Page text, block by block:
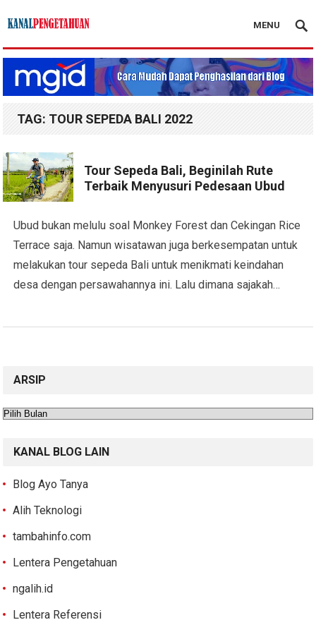
Kanal Pengetahuan
MENU
TAG: TOUR SEPEDA BALI 2022
Tour Sepeda Bali, Beginilah Rute
Terbaik Menyusuri Pedesaan Ubud
Ubud bukan melulu soal Monkey Forest dan Cekingan Rice
Terrace saja. Namun wisatawan juga berkesempatan untuk
melakukan tour sepeda Bali untuk menikmati keindahan
desa dengan persawahannya ini. Lalu dimana sajakah…
ARSIP
Arsip
KANAL BLOG LAIN
Blog Ayo Tanya
Alih Teknologi
tambahinfo.com
Lentera Pengetahuan
ngalih.id
Lentera Referensi